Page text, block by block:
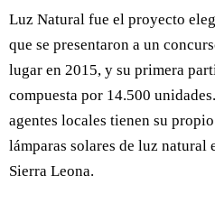
Luz Natural fue el proyecto
que se presentaron a un
lugar en 2015, y su primera
compuesta por 14.500
agentes locales tienen su
lámparas solares de luz natural
Sierra Leona.